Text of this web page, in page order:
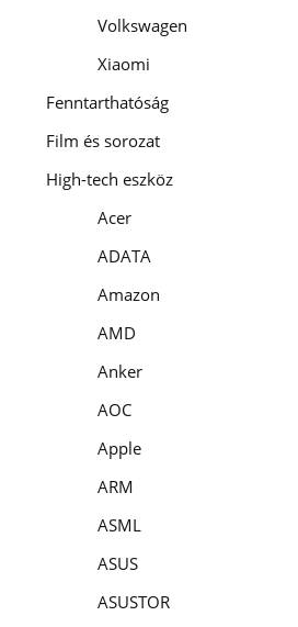
Volkswagen
Xiaomi
Fenntarthatóság
Film és sorozat
High-tech eszköz
Acer
ADATA
Amazon
AMD
Anker
AOC
Apple
ARM
ASML
ASUS
ASUSTOR